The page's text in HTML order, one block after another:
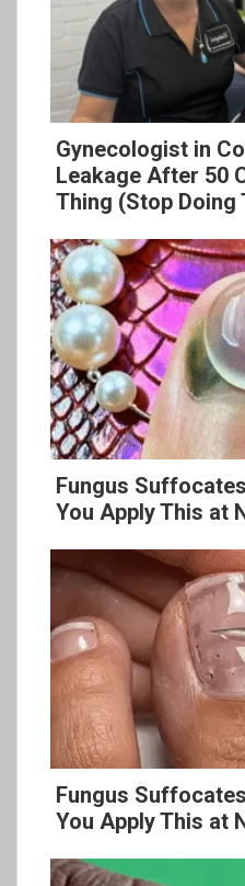
Gynecologist in
Leakage After 50
Thing (Stop Doing
Fungus
You Apply This at
Fungus
You Apply This at